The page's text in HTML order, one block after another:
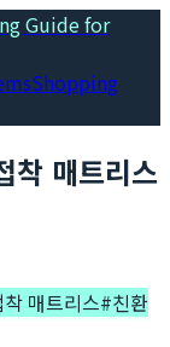
Guide for
Shopping
착 매트리스
매트리스#친환